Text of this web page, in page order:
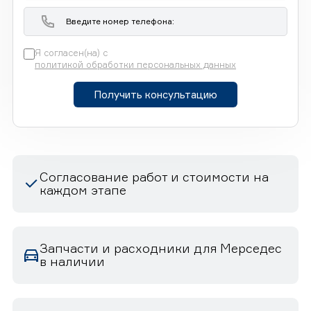
Я согласен(на) с
политикой обработки персональных данных
Получить консультацию
Согласование работ и стоимости на
каждом этапе
Запчасти и расходники для Мерседес
в наличии